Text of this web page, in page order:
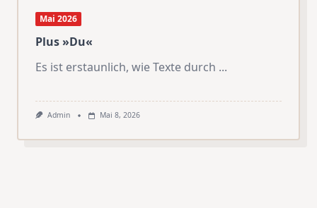
Mai 2026
Plus »Du«
Es ist erstaunlich, wie Texte durch ...
Admin Mai 8, 2026